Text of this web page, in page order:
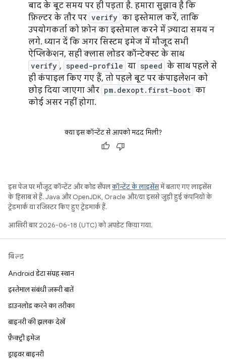
बाद के बूट समय पर ही पड़ता है. हमारा सुझाव है कि
फ़िल्टर के तौर पर verify का इस्तेमाल करें, ताकि
उपयोगकर्ता को फ़ोन का इस्तेमाल करने में ज़्यादा समय न
लगे. ध्यान दें कि अगर सिस्टम इमेज में मौजूद सभी
ऐप्लिकेशन, सही क्लास लोडर कॉन्टेक्स्ट के साथ
verify , speed-profile या speed के साथ पहले से
ही कंपाइल किए गए हैं, तो पहले बूट पर कंपाइलेशन को
छोड़ दिया जाएगा और pm.dexopt.first-boot का
कोई असर नहीं होगा.
क्या इस कॉन्टेंट से आपको मदद मिली?
इस पेज पर मौजूद कॉन्टेंट और कोड सैंपलकॉन्टेंट के लाइसेंसमें बताए गए लाइसेंस
के हिसाब से हैं. Java और OpenJDK, Oracle और/या इससे जुड़ी हुई कंपनियों के
ट्रेडमार्क या रजिस्टर किए हुए ट्रेडमार्क हैं.
आखिरी बार 2026-06-18 (UTC) को अपडेट किया गया.
बिल्ड
Android डेटा संग्रह स्थान
इस्तेमाल संबंधी ज़रूरी बातें
डाउनलोड करने का तरीका
बाइनरी की झलक देखें
फ़ैक्ट्री इमेज
ड्राइवर बाइनरी